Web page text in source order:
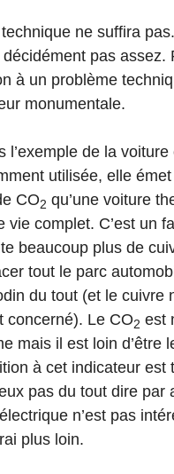
ne suffira
décidément pas assez.
à un problème
monumentale.
l’exemple de la
utilisée, elle
CO2 qu’une voiture
vie complet. C’est un
beaucoup plus de
tout le parc
du tout (et le cuivre
concerné). Le CO2 est
mais il est loin d’être
à cet indicateur est
pas du tout dire par
n’est pas
plus loin.